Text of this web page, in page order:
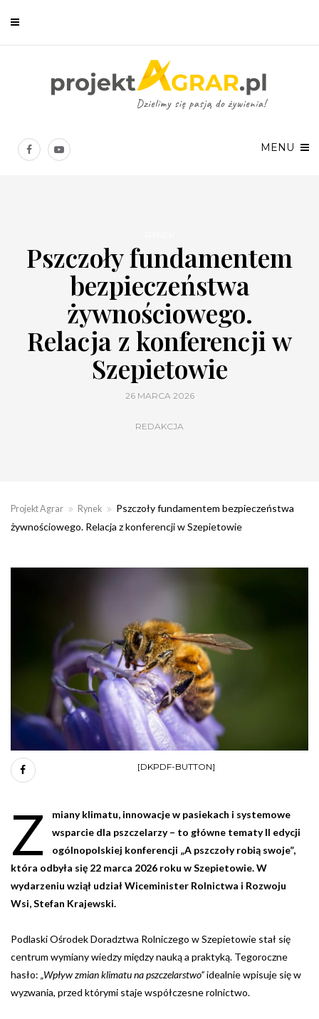
MENU
Pszczoły fundamentem
bezpieczeństwa
żywnościowego.
Relacja z konferencji w
Szepietowie
26 MARCA 2026
REDAKCJA
Projekt Agrar Rynek
Pszczoły fundamentem bezpieczeństwa
żywnościowego. Relacja z konferencji w Szepietowie
[DKPDF-BUTTON]
Z
miany klimatu, innowacje w pasiekach i systemowe
wsparcie dla pszczelarzy – to główne tematy II edycji
ogólnopolskiej konferencji „A pszczoły robią swoje”,
która odbyła się 22 marca 2026 roku w Szepietowie. W
wydarzeniu wziął udział Wiceminister Rolnictwa i Rozwoju
Wsi, Stefan Krajewski.
Podlaski Ośrodek Doradztwa Rolniczego w Szepietowie stał się
centrum wymiany wiedzy między nauką a praktyką. Tegoroczne
hasło: „Wpływ zmian klimatu na pszczelarstwo”idealnie wpisuje się w
wyzwania, przed którymi staje współczesne rolnictwo.
Chcesz być na bieżąco? Zostaw swój e-mail, a raz w tygodniu
prześlemy Ci nasze najlepsze artykuły!
Twoje dane osobowe będą przetwarzane zgodnie z Polityką prywatności